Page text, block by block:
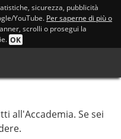
sicurezza, pubblicità
YouTube. Per saperne di più o
scrolli o prosegui la
OK
all'Accademia. Se sei